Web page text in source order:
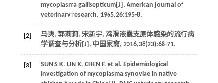
mycoplasma gallisepticum[J]. American journal of
veterinary research, 1965,26:195-8.
[2]
马爽, 郭莉莉, 宋新宇, 鸡滑液囊支原体感染的流行病
学调查与分析[J]. 中国家禽, 2016,38(23):68-71.
[3] SUN S K, LIN X, CHEN F, et al. Epidemiological
investigation of mycoplasma synoviae in native